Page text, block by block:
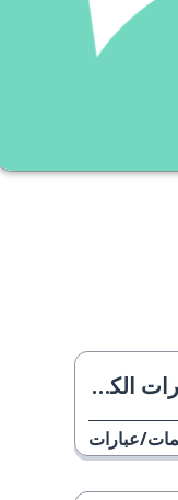
changer les
lois
عبارات